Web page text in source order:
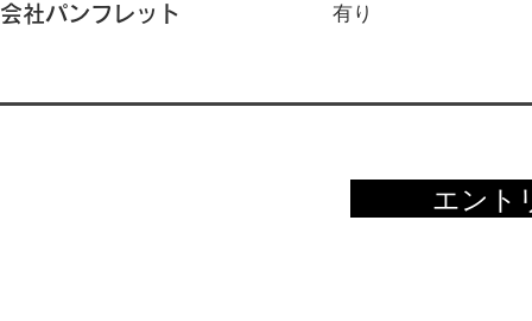
会社パンフレット 有り
エント